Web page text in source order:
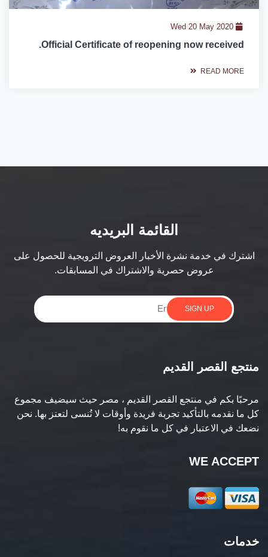
Official Certificate of reopening now received.
READ MORE
القائمة البريديه
اشترك في خدمة نشرة الأخبار العروض الترويجية للحصول على
عروض حصرية والاشتراك في المسابقات.
SIGN UP
منتجع القصر القديم
مرحبًا بكم في منتجع القصر القديم ، مصر حيث سيضيف مجموع
كل ما نقدمه بالتأكيد تجربة فريدة وأوقات لا تُنسى لتعتز بها. نحن
نضعك في الاعتبار في كل ما نقوم به!
WE ACCEPT
خدمات